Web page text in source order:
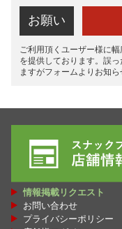
ャー・サポートいたし
ません。
アットホームな雰囲気
働いてください♡
スタッフさんは随時募
独立支援制度有
応募資格
※要中型免許
追加業務
お願い
ご利用頂くユーザー様に
を提供しております。誤
ますがフォームよりお知ら
情報掲載リクエスト
お問い合わせ
プライバシーポリシー